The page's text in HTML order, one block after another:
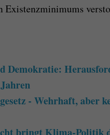
Existenzminimums
Demokratie:
- Wehrhaft, aber
bringt Klima-Politik